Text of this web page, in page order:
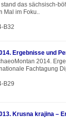
das sächsisch-
Mal im Foku..
B32
Ergebnisse und
2014.
Fachtagung
B29
Krusna krajina –